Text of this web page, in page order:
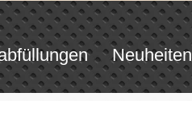
Neuheiten